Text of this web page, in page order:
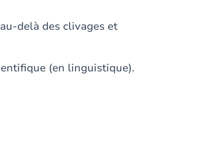
delà des clivages et
(en linguistique).